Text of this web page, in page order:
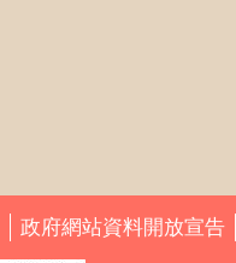
政府網站資料開放宣告